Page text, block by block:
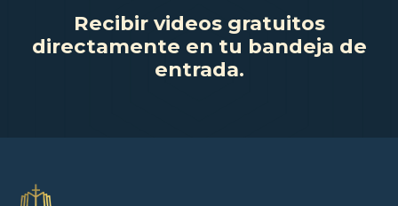
Recibir videos gratuitos
directamente en tu bandeja de
entrada.